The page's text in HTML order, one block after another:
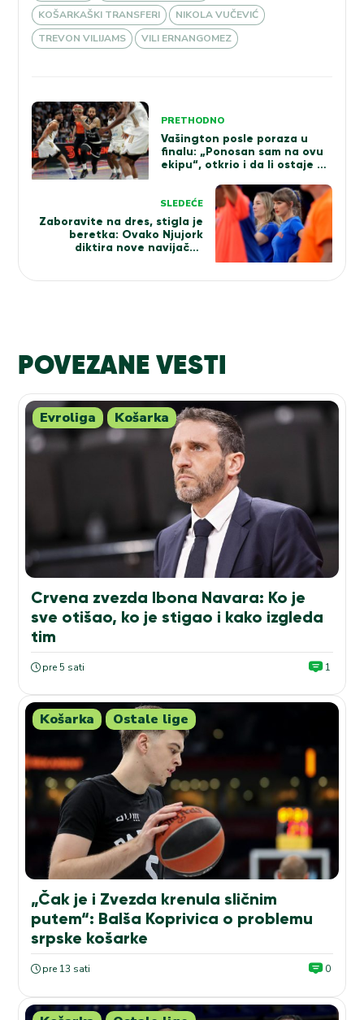
KOŠARKAŠKI TRANSFERI
NIKOLA VUČEVIĆ
TREVON VILIJAMS
VILI ERNANGOMEZ
Kretanje
članka
PRETHODNO
Vašington posle poraza u
finalu: „Ponosan sam na ovu
ekipu“, otkrio i da li ostaje u
SLEDEĆE
Zaboravite na dres, stigla je
beretka: Ovako Njujork
diktira nove navijačke
POVEZANE VESTI
Evroliga Košarka
Crvena zvezda Ibona Navara: Ko je
sve otišao, ko je stigao i kako izgleda
tim
pre 5 sati 1
Košarka Ostale lige
„Čak je i Zvezda krenula sličnim
putem“: Balša Koprivica o problemu
srpske košarke
pre 13 sati 0